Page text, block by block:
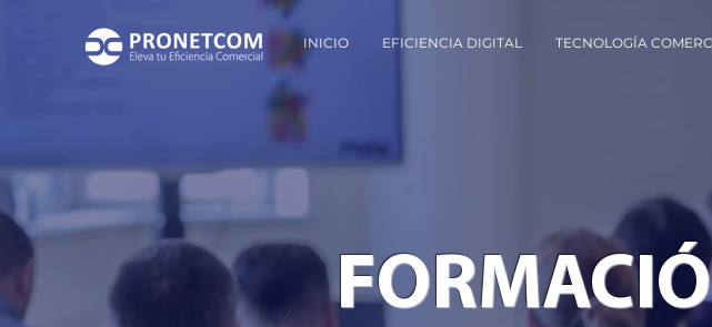
INICIO EFICIENCIA DIGITAL TECNOLOGÍA